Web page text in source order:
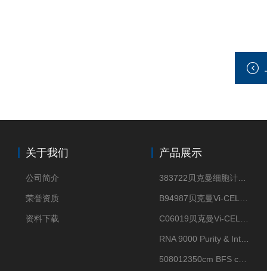
关于我们
公司简介
荣誉资质
资料下载
产品展示